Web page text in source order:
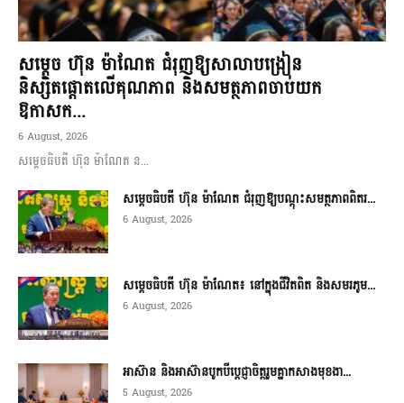
សម្តេច ហ៊ុន ម៉ាណែត ជំរុញឱ្យសាលាបង្រៀន
និស្សិតផ្តោតលើគុណភាព និងសមត្ថភាពចាប់យក
ឱកាសក...
6 August, 2026
សម្តេចធិបតី ហ៊ុន ម៉ាណែត ន...
សម្តេចធិបតី ហ៊ុន ម៉ាណែត ជំរុញឱ្យបណ្តុះសមត្ថភាពពិតរ...
6 August, 2026
សម្តេចធិបតី ហ៊ុន ម៉ាណែត៖ នៅក្នុងជីវិតពិត និងសមរភូម...
6 August, 2026
អាស៊ាន និងអាស៊ានបូកបីប្តេជ្ញាចិត្តរួមគ្នាកសាងមុខងា...
5 August, 2026